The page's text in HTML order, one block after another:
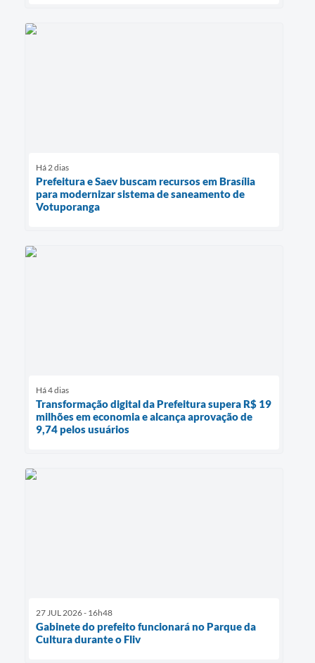
Há 2 dias
Prefeitura e Saev buscam recursos em Brasília
para modernizar sistema de saneamento de
Votuporanga
Há 4 dias
Transformação digital da Prefeitura supera R$ 19
milhões em economia e alcança aprovação de
9,74 pelos usuários
27 JUL 2026 - 16h48
Gabinete do prefeito funcionará no Parque da
Cultura durante o Fliv